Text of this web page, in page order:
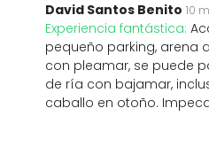
David Santos Benito 10
Experiencia fantástica:
pequeño parking, arena
con pleamar, se puede
de ría con bajamar,
caballo en otoño.